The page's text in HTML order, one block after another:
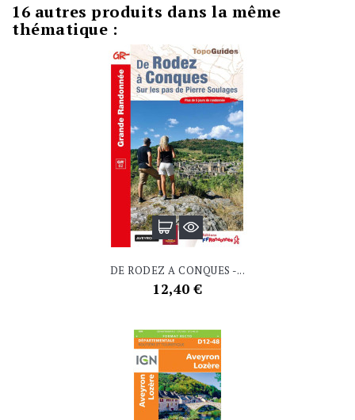
16 autres produits dans la même
thématique :
DE RODEZ A CONQUES -...
Prix
12,40 €